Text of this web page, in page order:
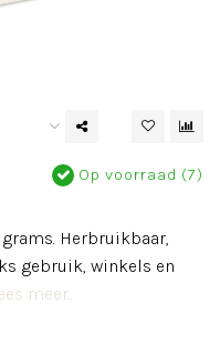
Op voorraad (7)
Herbruikbaar,
gebruik, winkels en
meer..